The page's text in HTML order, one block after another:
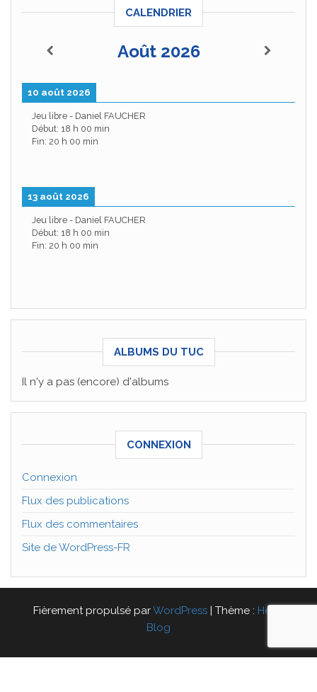
CALENDRIER
Août 2026
10 août 2026
Jeu libre - Daniel FAUCHER
Début: 18 h 00 min
Fin: 20 h 00 min
13 août 2026
Jeu libre - Daniel FAUCHER
Début: 18 h 00 min
Fin: 20 h 00 min
ALBUMS DU TUC
Il n'y a pas (encore) d'albums
CONNEXION
Connexion
Flux des publications
Flux des commentaires
Site de WordPress-FR
Fièrement propulsé parWordPress | Thème : Head
Blog